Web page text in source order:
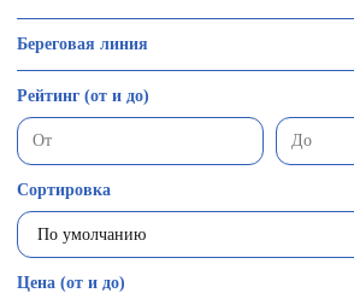
Береговая линия
Рейтинг (от и до)
Сортировка
Цена (от и до)